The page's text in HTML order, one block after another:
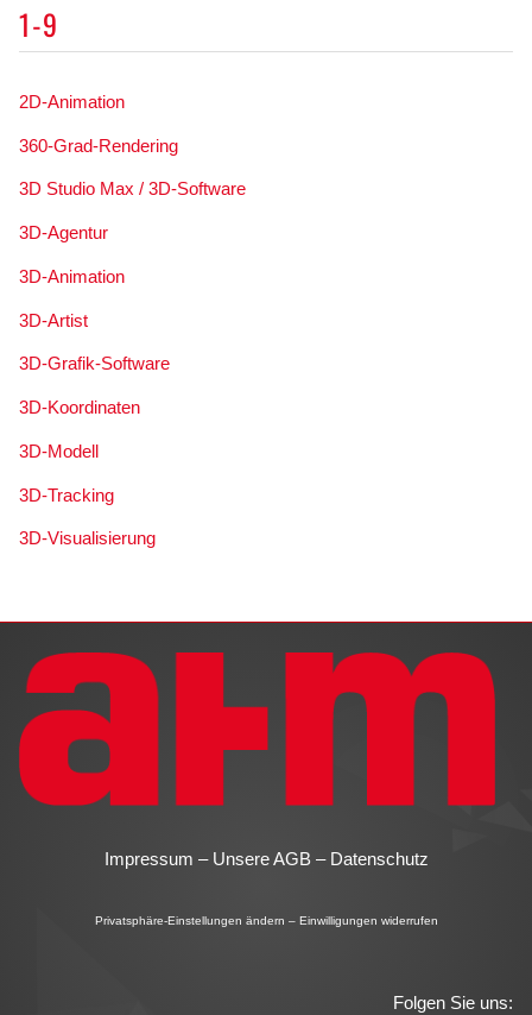
1-9
2D-Animation
360-Grad-Rendering
3D Studio Max / 3D-Software
3D-Agentur
3D-Animation
3D-Artist
3D-Grafik-Software
3D-Koordinaten
3D-Modell
3D-Tracking
3D-Visualisierung
Impressum – Unsere AGB – Datenschutz
Privatsphäre-Einstellungen ändern – Einwilligungen widerrufen
Folgen Sie uns: